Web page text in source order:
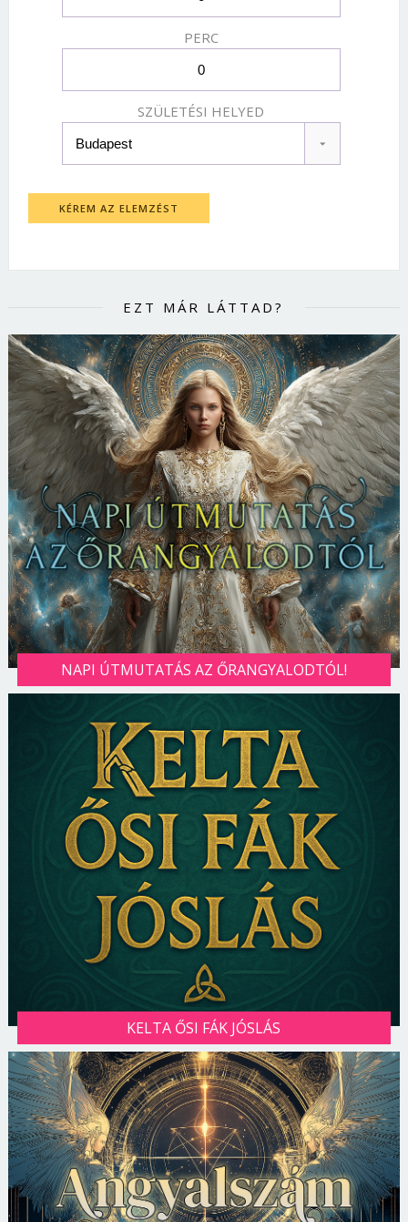
PERC
SZÜLETÉSI HELYED
KÉREM AZ ELEMZÉST
EZT MÁR LÁTTAD?
NAPI ÚTMUTATÁS AZ ŐRANGYALODTÓL!
KELTA ŐSI FÁK JÓSLÁS